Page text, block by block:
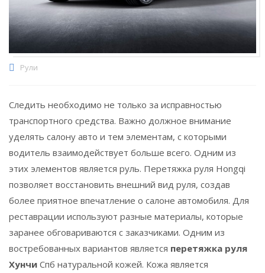
Рули
Следить необходимо не только за исправностью
транспортного средства. Важно должное внимание
уделять салону авто и тем элементам, с которыми
водитель взаимодействует больше всего. Одним из
этих элементов является руль. Перетяжка руля Hongqi
позволяет восстановить внешний вид руля, создав
более приятное впечатление о салоне автомобиля. Для
реставрации используют разные материалы, которые
заранее обговариваются с заказчиками. Одним из
востребованных вариантов является перетяжка руля
Хунчи Спб натуральной кожей. Кожа является